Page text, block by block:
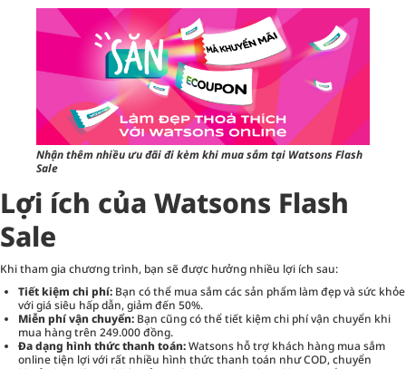
Nhận thêm nhiều ưu đãi đi kèm khi mua sắm tại Watsons Flash
Sale
Lợi ích của Watsons Flash
Sale
Khi tham gia chương trình, bạn sẽ được hưởng nhiều lợi ích sau:
Tiết kiệm chi phí: Bạn có thể mua sắm các sản phẩm làm đẹp và sức khỏe
với giá siêu hấp dẫn, giảm đến 50%.
Miễn phí vận chuyển: Bạn cũng có thể tiết kiệm chi phí vận chuyển khi
mua hàng trên 249.000 đồng.
Đa dạng hình thức thanh toán:Watsons hỗ trợ khách hàng mua sắm
online tiện lợi với rất nhiều hình thức thanh toán như COD, chuyển